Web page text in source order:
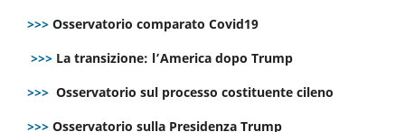
>>> Osservatorio comparato Covid19
>>> La transizione: l’America dopo Trump
>>> Osservatorio sul processo costituente cileno
>>> Osservatorio sulla Presidenza Trump